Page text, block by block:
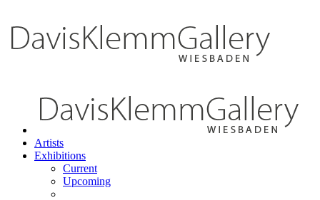
Artists
Exhibitions
Current
Upcoming